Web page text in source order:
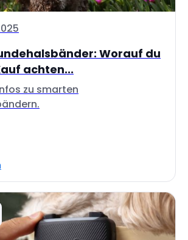
Worauf du
achten...
zu smarten